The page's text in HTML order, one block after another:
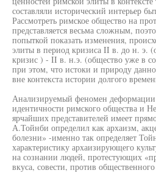
составляли исторический интерьер
Рассмотреть римское общество на
представляется весьма сложным,
попыткой показать изменения,
элиты в период кризиса II в. до н. э.
кризис ) - II в. н.э. (общество уже в
при этом, что истоки и природу
вне контекста истории долгого
Анализируемый феномен деформации
идентичности римского общества и
ярчайших представителей имеет
А.Тойнби определил как архаизм,
болезни» -именно так определяет
характеристику архаизирующего
на сознании людей, протестующих
вкуса, совести, против